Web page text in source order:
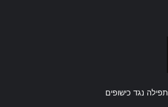
תפילה נגד כישופים